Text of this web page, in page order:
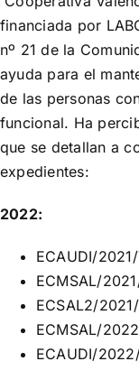
Blog
Contacto
financiada por
nº 21 de la
ayuda para el
de las personas
funcional. Ha
que se detallan a
expedientes:
2022:
ECAUDI/
ECMSAL/
ECSAL2/
ECMSAL/
ECAUDI/